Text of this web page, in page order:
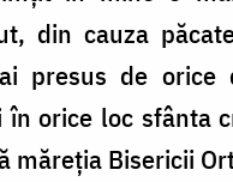
din cauza
presus de orice
orice loc sfânta
măreția Bisericii